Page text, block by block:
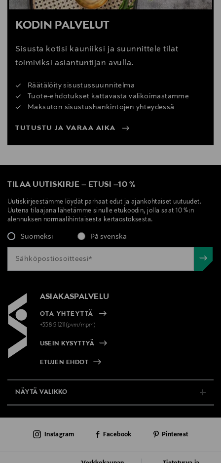
KODIN PALVELUT
Sisusta kotisi kauniiksi ja suunnittele tilat
toimiviksi asiantuntijan avulla.
Räätälöity sisustussuunnitelma
Tuote-ehdotukset kattavasta valikoimastamme
Maksuton sisustushankintojen yhteydessä
TUTUSTU JA VARAA AIKA
TILAA UUTISKIRJE – ETUSI –10 %
Uutiskirjeestämme löydät parhaat edut ja ajankohtaiset uutuudet.
Uutena tilaajana lähetämme sinulle etukoodin, jolla saat 10 %:n
alennuksen normaalihintaisesta kertaostoksesta.
Suomeksi På svenska
ASIAKASPALVELU
OTA YHTEYTTÄ
+358 9 1211(pvm/mpm)
USEIN KYSYTTYÄ
ETUJEN EHDOT
NÄYTÄ VALIKKO
AJANKOHTAISTA
Instagram Facebook Pinterest